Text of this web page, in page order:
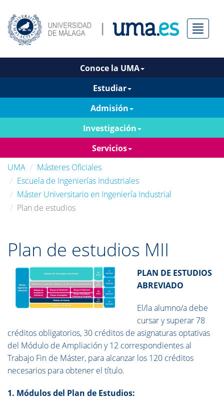
Menú
Conoce la UMA
Estudiar
Admisión
Investigación
Servicios
UMA
Másteres Oficiales
Escuela de Ingenierías Industriales
Máster Universitario en Ingeniería Industrial
Plan de estudios
Plan de estudios MII
PLAN DE ESTUDIOS
ABREVIADO
El/la alumno/a debe
cursar y superar 78
créditos obligatorios, 30 créditos de asignaturas optativas
del Módulo de Ampliación y 12 correspondientes al
Trabajo Fin de Máster, para alcanzar los 120 créditos
necesarios para obtener el título.
1. Módulos del Plan de Estudios: